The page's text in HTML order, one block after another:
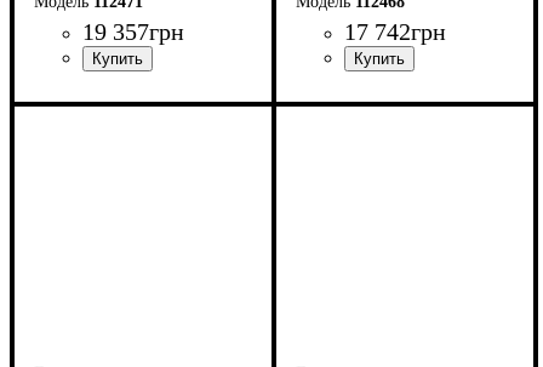
19 357грн 17 742грн